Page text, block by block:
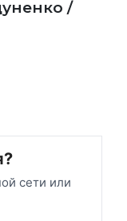
/
сети или